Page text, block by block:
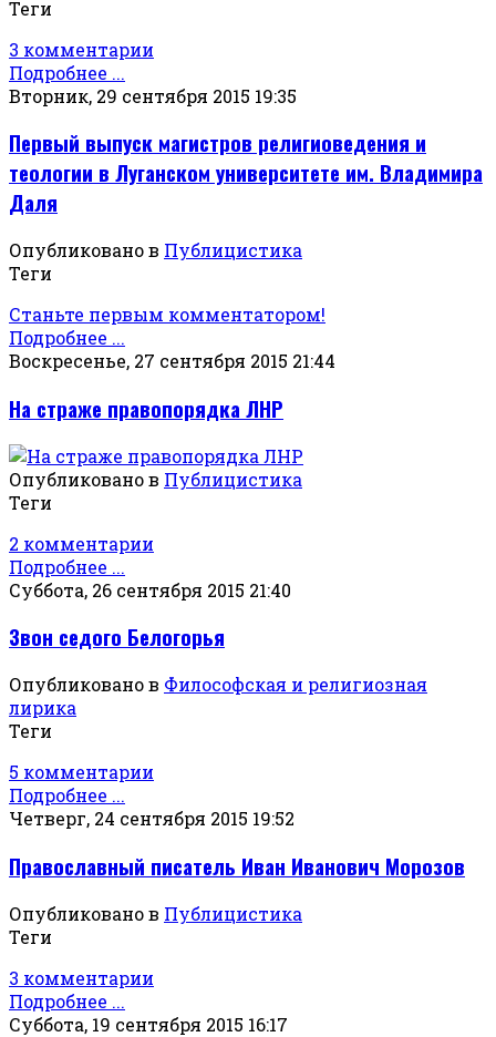
Теги
3 комментарии
Подробнее ...
Вторник, 29 сентября 2015 19:35
Первый выпуск магистров религиоведения и
теологии в Луганском университете им. Владимира
Даля
Опубликовано в Публицистика
Теги
Станьте первым комментатором!
Подробнее ...
Воскресенье, 27 сентября 2015 21:44
На страже правопорядка ЛНР
Опубликовано в Публицистика
Теги
2 комментарии
Подробнее ...
Суббота, 26 сентября 2015 21:40
Звон седого Белогорья
Опубликовано в Философская и религиозная
лирика
Теги
5 комментарии
Подробнее ...
Четверг, 24 сентября 2015 19:52
Православный писатель Иван Иванович Морозов
Опубликовано в Публицистика
Теги
3 комментарии
Подробнее ...
Суббота, 19 сентября 2015 16:17